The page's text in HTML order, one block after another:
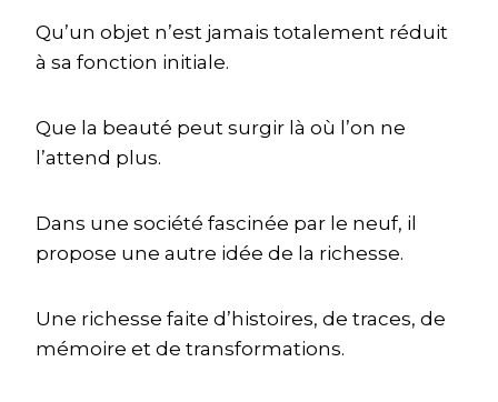
Qu’un objet n’est jamais totalement réduit
à sa fonction initiale.
Que la beauté peut surgir là où l’on ne
l’attend plus.
Dans une société fascinée par le neuf, il
propose une autre idée de la richesse.
Une richesse faite d’histoires, de traces, de
mémoire et de transformations.